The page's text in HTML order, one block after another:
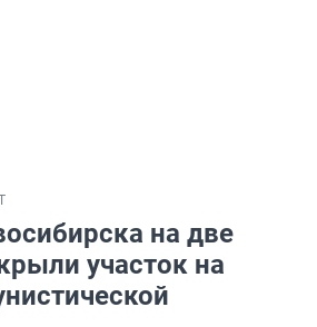
на две
участок на